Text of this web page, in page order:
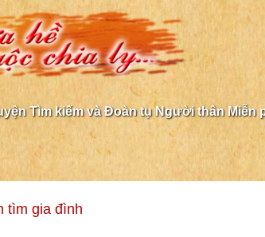
Tìm kiếm và Đoàn tụ Người thân Miễn
tìm gia đình